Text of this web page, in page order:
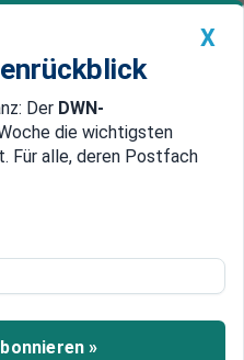
Geldanlage Premium
China
können
X
Der DWN-
die wichtigsten
Für alle, deren Postfach
»